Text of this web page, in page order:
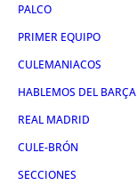
PALCO
PRIMER EQUIPO
CULEMANIACOS
HABLEMOS DEL BARÇA
REAL MADRID
CULE-BRÓN
SECCIONES